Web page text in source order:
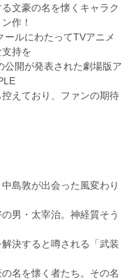
文豪の名を懐くキャラク
作！
ルにわたってTVアニメ
持を
開が発表された劇場版ア
えており、ファンの期待
島敦が出会った風変わり
男・太宰治。神経質そう
決すると噂される「武装
名を懐く者たち。その名